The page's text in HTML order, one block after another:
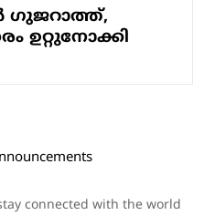
​ഗുജറാത്ത്,
ഉറ്റുനോക്കി
connected with the world